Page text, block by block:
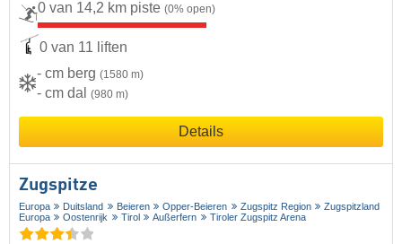
0 van 14,2 km piste (0% open)
0 van 11 liften
- cm berg (1580 m)
- cm dal (980 m)
Details
Zugspitze
Europa Duitsland Beieren Opper-Beieren Zugspitz Region
Zugspitzland
Europa
Oostenrijk Tirol Außerfern Tiroler Zugspitz Arena